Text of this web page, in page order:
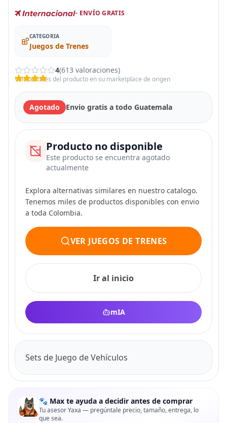
- ENVÍO GRATIS
CATEGORIA
Juegos de Trenes
4(613 valoraciones)
Valoraciones del producto en su marketplace de origen
Agotado Envio gratis a todo Guatemala
Producto no disponible
Este producto se encuentra agotado
actualmente
Explora alternativas similares en nuestro catalogo.
Tenemos miles de productos disponibles con envio
a toda Colombia.
VER JUEGOS DE TRENES
Ir al inicio
mIA
Sets de Juego de Vehículos
🐾 Max te ayuda a decidir antes de comprar
Tu asesor Yaxa — pregúntale precio, tamaño, entrega, lo
que sea.